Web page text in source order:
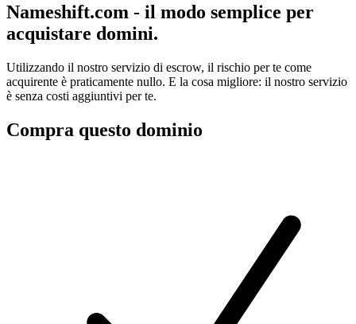
Nameshift.com - il modo semplice per
acquistare domini.
Utilizzando il nostro servizio di escrow, il rischio per te come
acquirente è praticamente nullo. E la cosa migliore: il nostro servizio
è senza costi aggiuntivi per te.
Compra questo dominio